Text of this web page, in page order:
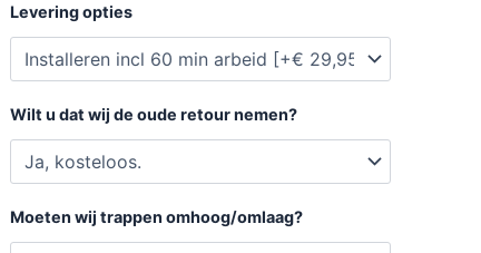
Levering opties
Wilt u dat wij de oude retour nemen?
Moeten wij trappen omhoog/omlaag?